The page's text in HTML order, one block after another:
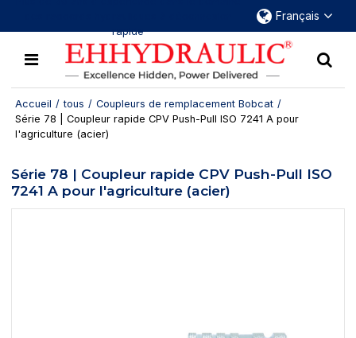
rapide
Français
Accueil / tous / Coupleurs de remplacement Bobcat /
Série 78 | Coupleur rapide CPV Push-Pull ISO 7241 A pour
l'agriculture (acier)
Série 78 | Coupleur rapide CPV Push-Pull ISO
7241 A pour l'agriculture (acier)